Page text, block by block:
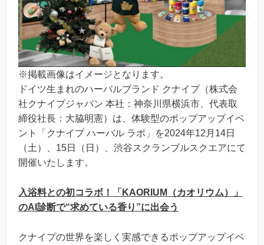
※掲載画像はイメージとなります。
ドイツ生まれのハーバルブランド クナイプ（株式会
社クナイプジャパン 本社：神奈川県横浜市、代表取
締役社長：大脇明憲）は、体験型のポップアップイベ
ント「クナイプ ハーバル ラボ」を2024年12月14日
（土）、15日（日）、渋谷スクランブルスクエアにて
開催いたします。
入浴料との初コラボ！「KAORIUM（カオリウム）」
のAI診断で“求めている香り”に出会う
クナイプの世界を楽しく実感できるポップアップイベ